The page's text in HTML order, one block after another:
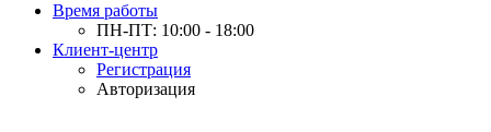
Время работы
ПН-ПТ: 10:00 - 18:00
Клиент-центр
Регистрация
Авторизация